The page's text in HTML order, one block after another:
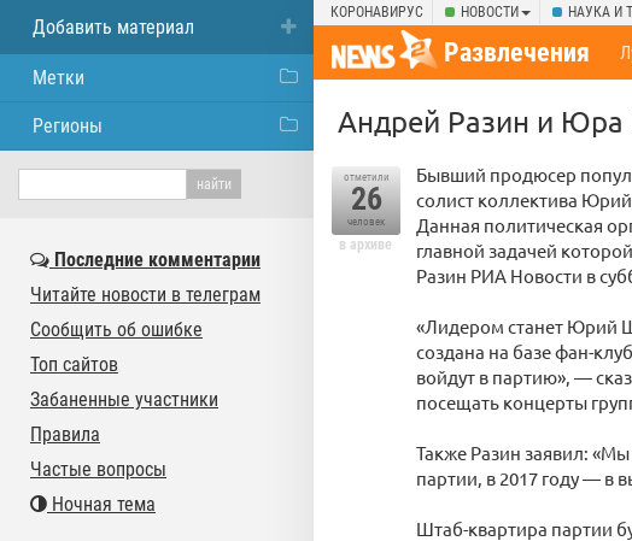
КОРОНАВИРУС НОВОСТИ НАУКА И
Развлечения
Андрей Разин и Юра
отметили
26
человек
в архиве
Бывший продюсер
солист коллектива
Данная политическая
главной задачей
Разин РИА Новости в
«Лидером станет Юрий
создана на базе фан-
войдут в партию», —
посещать концерты
Также Разин заявил:
партии, в 2017 году — в
Штаб-квартира партии
Добавить материал
Метки
Регионы
Последние комментарии
Читайте новости в телеграм
Сообщить об ошибке
Топ сайтов
Забаненные участники
Правила
Частые вопросы
Ночная тема